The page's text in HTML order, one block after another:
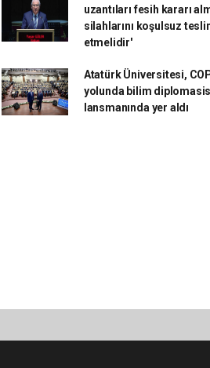
uzantıları fesih kararı
silahlarını koşulsuz
etmelidir'
Atatürk Üniversitesi,
yolunda bilim
lansmanında yer aldı